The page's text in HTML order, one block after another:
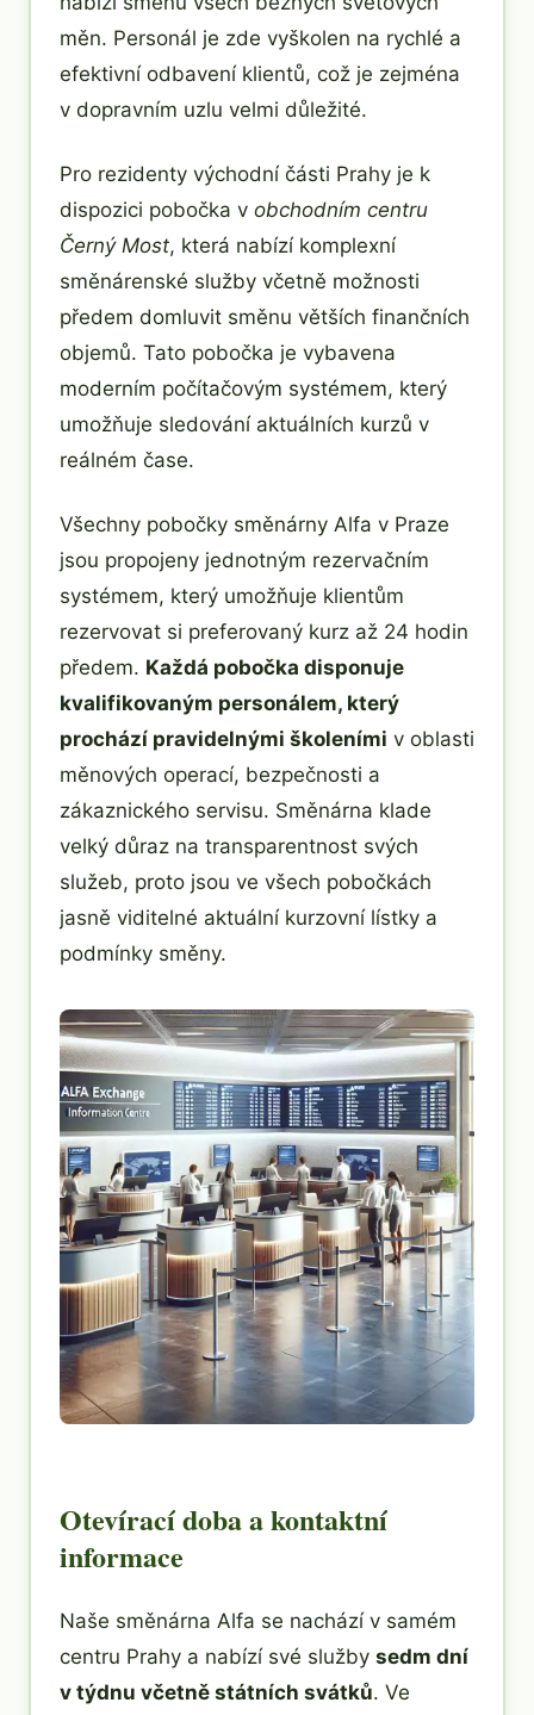
měn. Personál je zde vyškolen na rychlé a
efektivní odbavení klientů, což je zejména
v dopravním uzlu velmi důležité.
Pro rezidenty východní části Prahy je k
dispozici pobočka v obchodním centru
Černý Most, která nabízí komplexní
směnárenské služby včetně možnosti
předem domluvit směnu větších finančních
objemů. Tato pobočka je vybavena
moderním počítačovým systémem, který
umožňuje sledování aktuálních kurzů v
reálném čase.
Všechny pobočky směnárny Alfa v Praze
jsou propojeny jednotným rezervačním
systémem, který umožňuje klientům
rezervovat si preferovaný kurz až 24 hodin
předem. Každá pobočka disponuje
kvalifikovaným personálem, který
prochází pravidelnými školeními v oblasti
měnových operací, bezpečnosti a
zákaznického servisu. Směnárna klade
velký důraz na transparentnost svých
služeb, proto jsou ve všech pobočkách
jasně viditelné aktuální kurzovní lístky a
podmínky směny.
Otevírací doba a kontaktní
informace
Naše směnárna Alfa se nachází v samém
centru Prahy a nabízí své služby sedm dní
v týdnu včetně státních svátků. Ve